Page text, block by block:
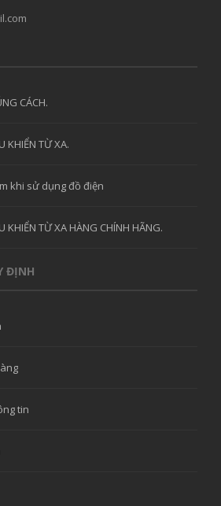
CÁCH.
KHIỂN TỪ XA.
khi sử dụng đồ điện
KHIỂN TỪ XA HÀNG CHÍNH HÃNG.
ĐỊNH
tin